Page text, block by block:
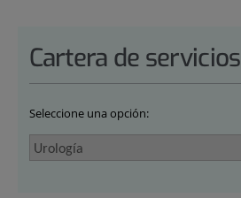
Cartera de servicios
Seleccione una opción: